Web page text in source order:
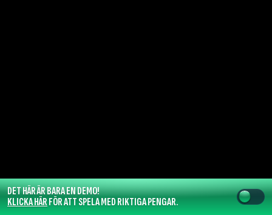
DET HÄR ÄR BARA EN DEMO!
KLICKA HÄRFÖR ATT SPELA MED RIKTIGA PENGAR.